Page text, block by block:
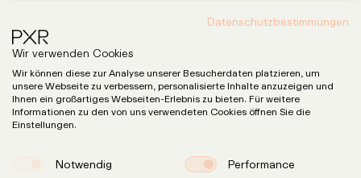
Expertise
Team
Insights
Karriere
Instagram
info@pxr.law
Datenschutzbestimmungen
Wir verwenden Cookies
Wir können diese zur Analyse unserer Besucherdaten platzieren, um
unsere Webseite zu verbessern, personalisierte Inhalte anzuzeigen und
Ihnen ein großartiges Webseiten-Erlebnis zu bieten. Für weitere
Informationen zu den von uns verwendeten Cookies öffnen Sie die
Einstellungen.
Notwendig
Performance